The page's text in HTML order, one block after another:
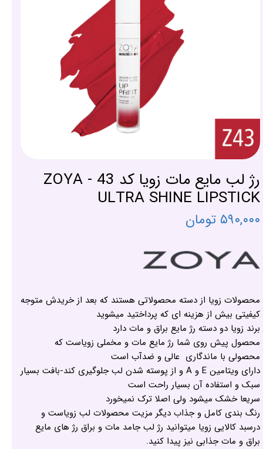
رژ لب مایع مات زویا کد 43 - ZOYA
ULTRA SHINE LIPSTICK
۵۹۰,۰۰۰ تومان
محصولات زویا از دسته محصولاتی هستند که بعد از خریدش متوجه
کیفیتی بیش از هزینه ای که پرداختید میشوید
برند زویا دو دسته رژ مایع براق و مات دارد
محصول پیش روی شما رژ مایع مات و مخملی زویاست که
محصولی با ماندگاری عالی و ضدآب است
دارای ویتامین E و A و از پوسته شدن لب جلوگیری کند-بافت بسیار
سبک و استفاده آن بسیار راحت است
سریعا خشک میشود ولی اصلا ترک نمیخورد
رنگ بندی کامل و جذاب دیگر مزیت محصولات لب زویاست و
درسبد کالایی زویا میتوانید رژ لب جامد مات و براق رژ های مایع
براق و مات جذابی نیز پیدا کنید.